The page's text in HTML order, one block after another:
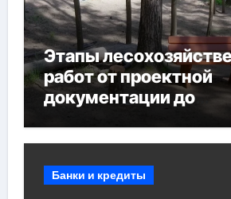
Этапы
работ от проектной
документации до
мероприятий и
Банки и кредиты